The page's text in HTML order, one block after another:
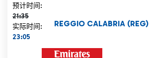
预计时间:
21:35
计划时间 21:35 删除线
实际时间:
23:05
REGGIO CALABRIA (REG)